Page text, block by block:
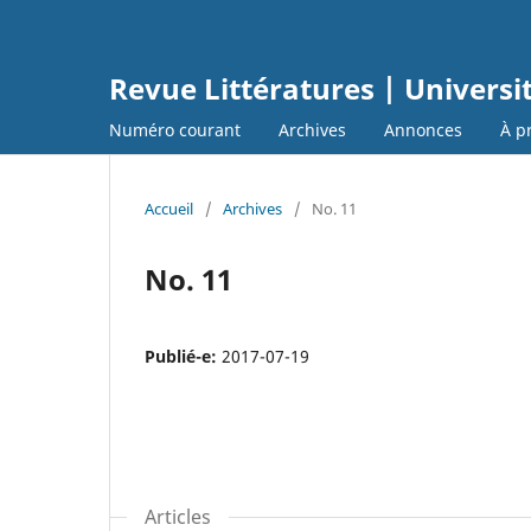
Revue Littératures |
Numéro courant Archives Annonces À
Accueil / Archives / No. 11
No. 11
Publié-e: 2017-07-19
Articles